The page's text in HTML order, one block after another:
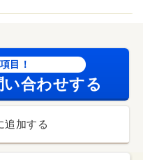
目！
合わせする
追加する